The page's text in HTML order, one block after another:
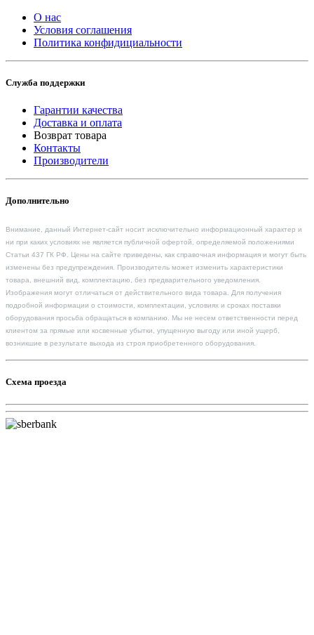
О нас
Условия соглашения
Политика конфидициальности
Служба поддержки
Гарантии качества
Доставка и оплата
Возврат товара
Контакты
Производители
Дополнительно
Внимание, данный Интернет-сайт носит исключительно информационный характер и
ни при каких условиях не является публичной офертой, определяемой положениями
Статьи 437 ГК РФ. Цены на сайте приведены, как справочная информация и могут быть
изменены без предупреждения. Производитель может изменить характеристики
товара, внешний вид, комплектацию, без предварительного уведомления.
Изображения могут отличаться от действительного вида товара. Для получения
подробной информации о стоимости, комплектации, условиях и сроках поставки
оборудования просьба обращаться в компанию. Мы не несем ответственности перед
клиентом за прямые или косвенные убытки, упущенную выгоду или иной ущерб,
возникшие в результате выхода из строя приобретенного оборудования.
Схема проезда